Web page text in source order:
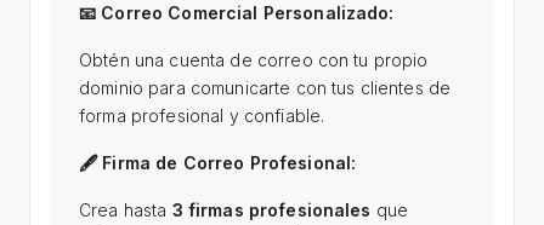
📧 Correo Comercial Personalizado:
Obtén una cuenta de correo con tu propio
dominio para comunicarte con tus clientes de
forma profesional y confiable.
🖋 Firma de Correo Profesional:
Crea hasta 3 firmas profesionales que